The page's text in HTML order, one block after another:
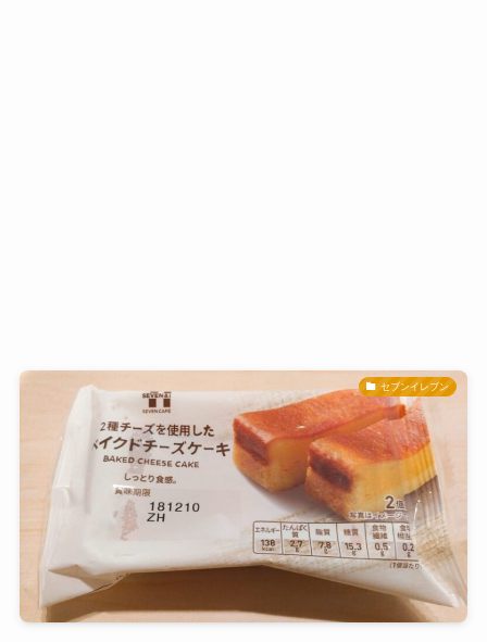
セブンイレブン